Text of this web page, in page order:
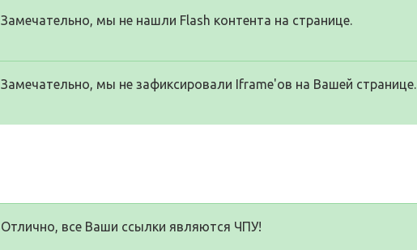
Замечательно, мы не нашли Flash контента на странице.
Замечательно, мы не зафиксировали Iframe'ов на Вашей странице.
Отлично, все Ваши ссылки являются ЧПУ!